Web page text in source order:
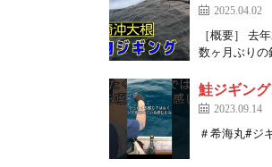
2025.04.02
［概要］ 去
数ヶ月ぶり
鮭ジギン
2023.09.14
＃希海丸#ジ